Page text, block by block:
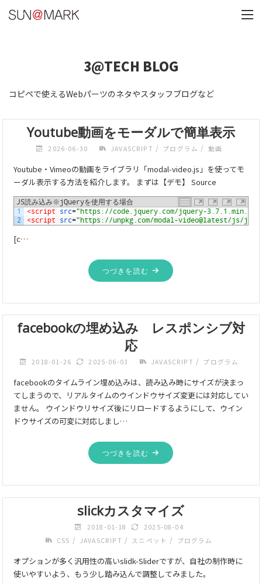
3@TECH BLOG
コピペで使えるWebパーツのネタやスタッフブログなど
Youtube動画をモーダルで簡単表示
2026-06-30 JAVASCRIPT / プログラム / 動画
Youtube・Vimeoの動画をライブラリ「modal-video.js」を使ってモ
ーダル表示する方法を紹介します。 まずは【デモ】 Source
JS読み込み※jQueryを使用する場合
1
2
<script src="https://code.jquery.com/jquery-3.7.1.min.js"
<script src="https://unpkg.com/modal-video@latest/js/
[c…
つづきを読む
facebookの埋め込み レスポンシブ対
応
2018-01-26 2025-06-03 JAVASCRIPT / プログラム
facebookのタイムライン埋め込みは、読み込み時にサイズが決まっ
てしまうので、リアルタイムのウインドウサイズ変更には対応してい
ません。 ウインドウリサイズ後にリロードするようにして、ウイン
ドウサイズの可変に対応しまし…
つづきを読む
slickカスタマイズ
2018-01-18
2025-08-04
CSS / JAVASCRIPT / スニペット / プログラム
オプションが多く汎用性の高いslidk-Sliderですが、自社の制作時に
使いやすいよう、もう少し踏み込んで調整してみました。